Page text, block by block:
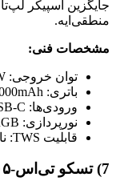
منطقی‌ایه.
مشخصات فنی:
توان خروجی: 10W+10W (مجموعاً 20 وات)
باتری: 5000mAh (10–12 ساعت)
ورودی‌ها: USB-C و AUX
نورپردازی: RGB
قابلیت TWS: نامشخص
7) تسکو تی‌اس-۲۳۰۵ (TSCO TS-2305)